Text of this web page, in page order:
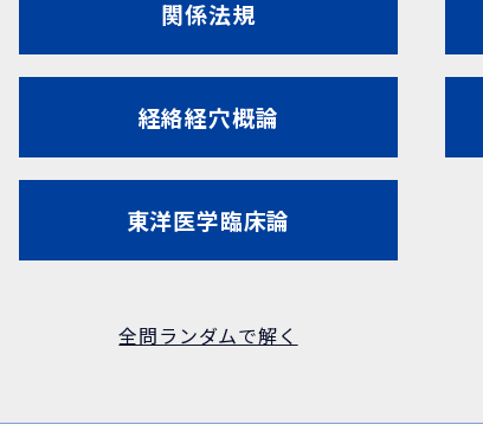
関係法規
経絡経穴概論
東洋医学臨床論
全問ランダムで解く